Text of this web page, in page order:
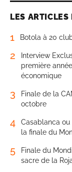
LES ARTICLES
1 Botola à 20
2
Interview
première
économique
3
Finale de la
octobre
4
Casablanca
la finale du
5
Finale du
sacre de la